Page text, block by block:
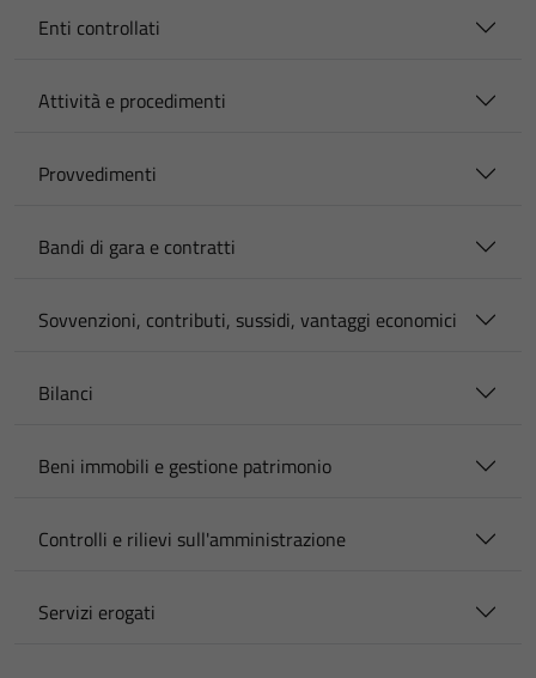
Enti controllati
Attività e procedimenti
Provvedimenti
Bandi di gara e contratti
Sovvenzioni, contributi, sussidi, vantaggi economici
Bilanci
Beni immobili e gestione patrimonio
Controlli e rilievi sull'amministrazione
Servizi erogati